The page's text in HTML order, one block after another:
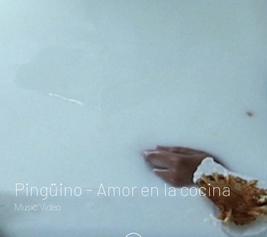
Pingüino - Amor en la cocina
Music Video